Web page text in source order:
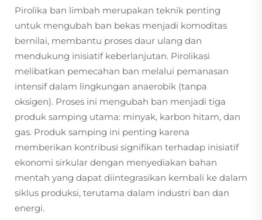
Pirolika ban limbah merupakan teknik penting
untuk mengubah ban bekas menjadi komoditas
bernilai, membantu proses daur ulang dan
mendukung inisiatif keberlanjutan. Pirolikasi
melibatkan pemecahan ban melalui pemanasan
intensif dalam lingkungan anaerobik (tanpa
oksigen). Proses ini mengubah ban menjadi tiga
produk samping utama: minyak, karbon hitam, dan
gas. Produk samping ini penting karena
memberikan kontribusi signifikan terhadap inisiatif
ekonomi sirkular dengan menyediakan bahan
mentah yang dapat diintegrasikan kembali ke dalam
siklus produksi, terutama dalam industri ban dan
energi.